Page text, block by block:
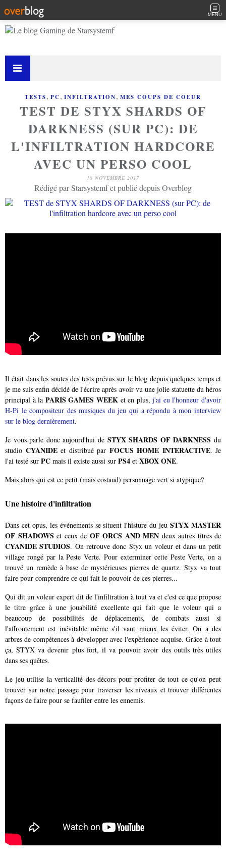
MENU
TESTS, PC, INFILTRATION, MES COUPS DE COEUR
TEST DE STYX SHARDS OF
DARKNESS (SUR PC): DE
L'INFILTRATION HARDCORE
AVEC UN PERSO COOL
18 NOVEMBRE 2017
Rédigé par Starsystemf et publié depuis Overblog
Il était dans les soutes des tests prévus sur le blog depuis quelques temps et
je me suis enfin décidé de l'écrire après avoir vu une jolie statuette du héros
principal à la PARIS GAMES WEEK et en plus,j'ai eu l'honneur d'avoir
H-Pi le compositeur des musiques du jeu qui a répondu à mon interview
sur le blog dernièrement.
Je vous parle donc aujourd'hui de STYX SHARDS OF DARKNESS du
studio CYANIDEet distribué par FOCUS HOME INTERACTIVE. Je
l'ai testé sur PC mais il existe aussi sur PS4 et XBOX ONE.
Mais alors qui est ce petit (mais costaud) personnage vert si atypique?
Une histoire d'infiltration
Dans cet opus, les événements se situent l'histure du jeuSTYX MASTER
OF SHADOWS et ceux de OF ORCS AND MEN deux autres titres de
CYANIDE STUDIOS. On retrouve donc Styx un voleur et dans un petit
village rongé par la Peste Verte. Pour exterminer cette Peste Verte, on a
trouvé un remède à base de mystérieuses pierres de quartz. Styx va tout
faire pour comprendre ce qui fait le pouvoir de ces pierres...
Qui dit un voleur expert dit de l'infiltration à tout va et c'est ce que propose
le titre grâce à une jouabilité excellente qui fait que le voleur qui a
beaucoup de possibilités de déplacements, de combats aussi si
l'affrontement est inévitable même s'il vaut mieux les éviter. On a des
arbres de compétences à développer avec l'expérience acquise. Grâce à tout
ça, STYX va devenir plus fort, il va pouvoir avoir des outils très utiles
dans ses quêtes.
Le jeu utilise la verticalité des décors pour profiter de tout ce qu'on peut
trouver sur notre passage pour traverser les niveaux et trouver différentes
façons de faire pour se faufiler entre les ennemis.